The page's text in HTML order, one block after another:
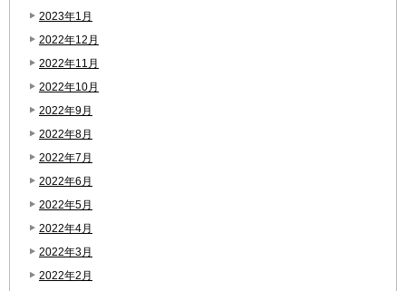
2023年1月
2022年12月
2022年11月
2022年10月
2022年9月
2022年8月
2022年7月
2022年6月
2022年5月
2022年4月
2022年3月
2022年2月